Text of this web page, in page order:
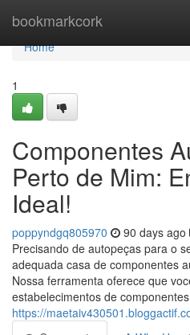
bookmarkcork
Home
Home
1
Componentes
Perto de Mim:
Ideal!
poppyndgq805970 90 days ago
Precisando de autopeças para o
adequada casa de componentes
Nossa ferramenta oferece que
estabelecimentos de
https://